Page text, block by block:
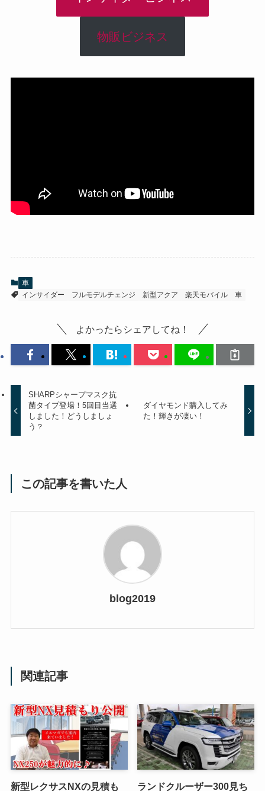
物販ビジネス
車
インサイダー
フルモデルチェンジ 新型アクア 楽天モバイル 車
よかったらシェアしてね！
SHARPシャープマスク抗
菌タイプ登場！5回目当選
しました！どうしましょ
う？
ダイヤモンド購入してみ
た！輝きが凄い！
この記事を書いた人
blog2019
関連記事
新型レクサスNXの見積も
ランドクルーザー300見ち